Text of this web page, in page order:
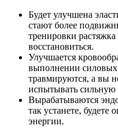
Будет улучшена
стают более
тренировки растяжка
восстановиться.
Улучшается
выполнении
травмируются, а вы
испытывать сильную
Вырабатываются
так устанете,
энергии.